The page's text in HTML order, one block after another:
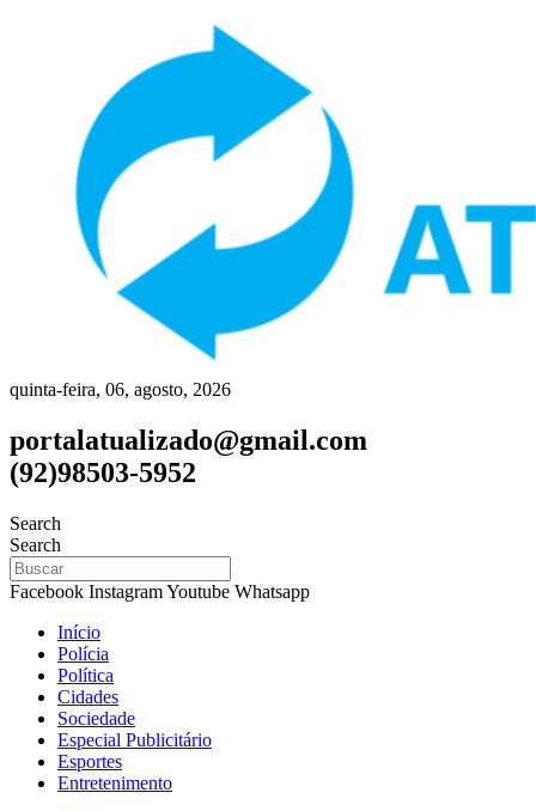
quinta-feira, 06, agosto, 2026
portalatualizado@gmail.com
(92)98503-5952
Search
Search
Facebook InstagramYoutube Whatsapp
Início
Polícia
Política
Cidades
Sociedade
Especial Publicitário
Esportes
Entretenimento